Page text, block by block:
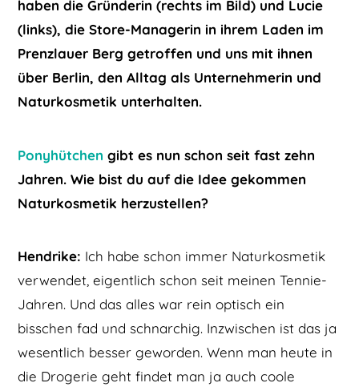
haben die Gründerin (rechts im Bild) und Lucie
(links), die Store-Managerin in ihrem Laden im
Prenzlauer Berg getroffen und uns mit ihnen
über Berlin, den Alltag als Unternehmerin und
Naturkosmetik unterhalten.
Ponyhütchen gibt es nun schon seit fast zehn
Jahren. Wie bist du auf die Idee gekommen
Naturkosmetik herzustellen?
Hendrike: Ich habe schon immer Naturkosmetik
verwendet, eigentlich schon seit meinen Tennie-
Jahren. Und das alles war rein optisch ein
bisschen fad und schnarchig. Inzwischen ist das ja
wesentlich besser geworden. Wenn man heute in
die Drogerie geht findet man ja auch coole